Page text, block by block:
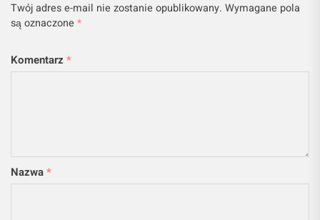
Twój adres e-mail nie zostanie opublikowany. Wymagane pola
są oznaczone *
Komentarz *
Nazwa*